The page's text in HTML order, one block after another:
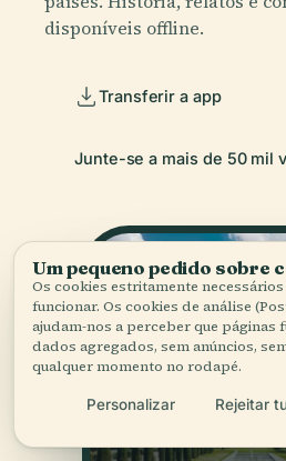
disponíveis offline.
Transferir a app
Junte-se a mais de 50 mil
Um pequeno pedido sobre
Os cookies estritamente necessários
funcionar. Os cookies de análise
ajudam-nos a perceber que páginas
dados agregados, sem anúncios,
qualquer momento no rodapé.
Personalizar Rejeitar